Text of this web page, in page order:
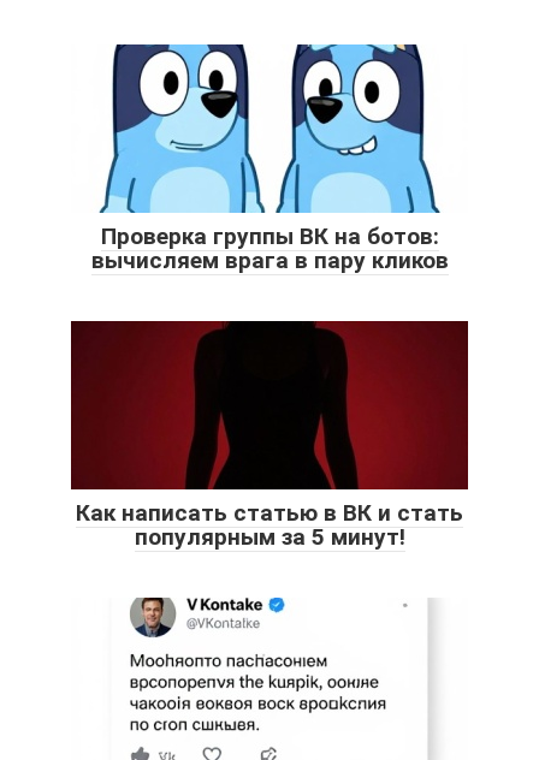
Проверка группы ВК на ботов:
вычисляем врага в пару кликов
Как написать статью в ВК и стать
популярным за 5 минут!